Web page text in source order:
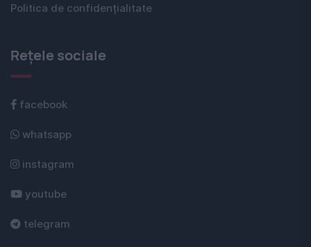
Politica de confidențialitate
Rețele sociale
facebook
whatsapp
instagram
youtube
telegram